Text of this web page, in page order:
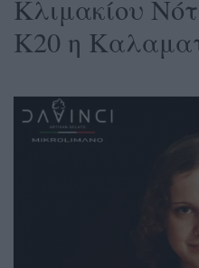
Κλιμακίου
Κ20 η